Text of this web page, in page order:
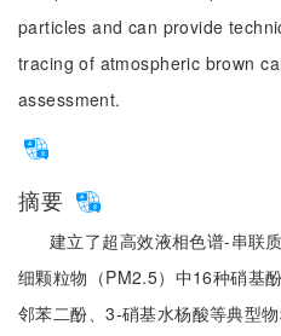
particles and can provide
tracing of atmospheric brown
assessment.
摘要
建立了超高效液相色谱-串联
细颗粒物（PM2.5）中16种硝基
邻苯二酚、3-硝基水杨酸等典型